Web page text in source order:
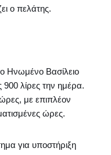
ο πελάτης.
Ηνωμένο Βασίλειο
λίρες την ημέρα.
με επιπλέον
ώρες.
για υποστήριξη